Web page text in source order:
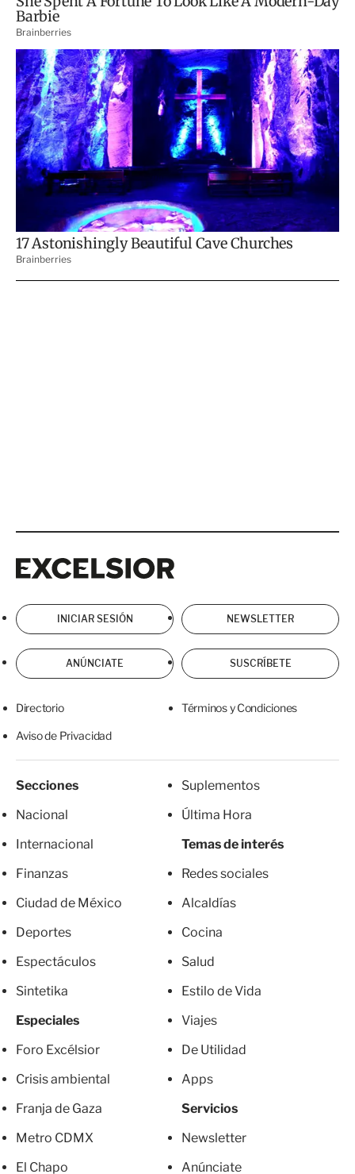
INICIAR SESIÓN NEWSLETTER
ANÚNCIATE SUSCRÍBETE
Directorio Términos y Condiciones
Aviso de Privacidad
Secciones
Nacional
Internacional
Finanzas
Ciudad de México
Deportes
Espectáculos
Sintetika
Especiales
Foro Excélsior
Crisis ambiental
Franja de Gaza
Metro CDMX
El Chapo
Suplementos
Última Hora
Temas de interés
Redes sociales
Alcaldías
Cocina
Salud
Estilo de Vida
Viajes
De Utilidad
Apps
Servicios
Newsletter
Anúnciate